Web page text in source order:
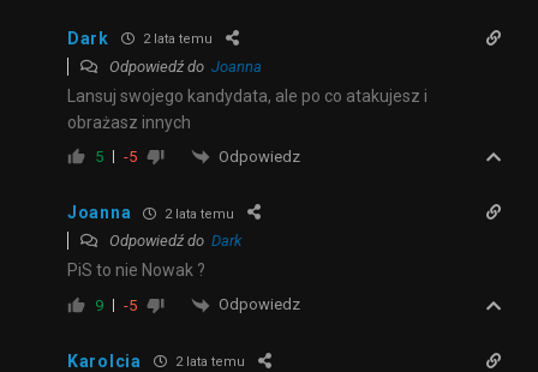
Dark 2 lata temu
Odpowiedź do Joanna
Lansuj swojego kandydata, ale po co atakujesz i
obrażasz innych
5 -5 Odpowiedz
Joanna 2 lata temu
Odpowiedź do Dark
PiS to nie Nowak ?
9 -5 Odpowiedz
Karolcia 2 lata temu